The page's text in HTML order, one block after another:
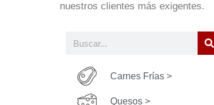
nuestros clientes más exigentes.
Carnes Frías >
Quesos >